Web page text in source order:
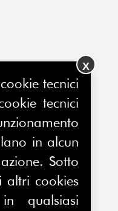
tecnici
tecnici
in alcun
Sotto
altri cookies
qualsiasi
X